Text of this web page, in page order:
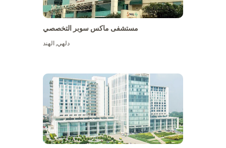
مستشفى ماكس سوبر التخصصي
دلهي,الهند